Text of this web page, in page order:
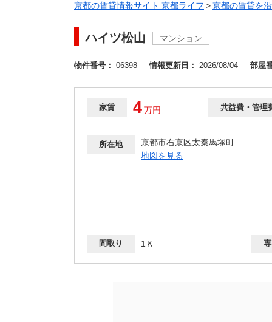
京都の賃貸情報サイト 京都ライフ >京都の賃貸を
ハイツ松山 マンション
物件番号： 06398 情報更新日： 2026/08/04 部屋
家賃 4万円 共益費・管理
所在地
京都市右京区太秦馬塚町
地図を見る
間取り 1Ｋ